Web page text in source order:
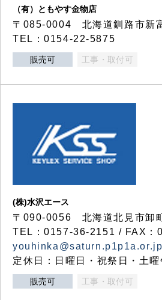
（有）ともやす金物店
〒085-0004 北海道釧路市新
TEL：0154-22-5875
販売可 工事・取付可
(株)水沢エース
〒090-0056 北海道北見市卸
TEL：0157-36-2151 / FAX：
youhinka@saturn.p1p1a.or.jp
定休日：日曜日・祝祭日・土曜
販売可 工事・取付可